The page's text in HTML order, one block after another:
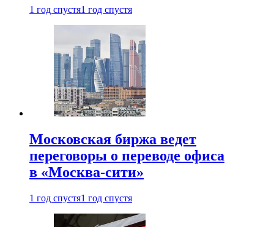
1 год спустя1 год спустя
Московская биржа ведет
переговоры о переводе офиса
в «Москва-сити»
1 год спустя1 год спустя